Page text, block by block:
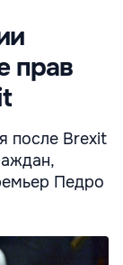
прав
после Brexit
Педро